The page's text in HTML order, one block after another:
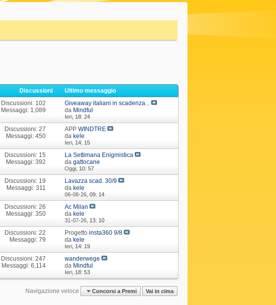
Discussioni Ultimo messaggio
Discussioni: 102
Messaggi: 1,089
Giveaway italiani in scadenza...
da Mindful
Ieri, 18: 24
Discussioni: 27
Messaggi: 450
APPWINDTRE
da kele
Ieri, 14: 15
Discussioni: 15
Messaggi: 392
La Settimana Enigmistica
dagattocane
Oggi, 10: 57
Discussioni: 19
Messaggi: 311
Lavazza scad. 30/9
da kele
06-08-26,09: 14
Discussioni: 26
Messaggi: 350
Ac Milan
da kele
31-07-26, 13: 10
Discussioni: 22
Messaggi: 79
Progettoinsta360 9/8
da kele
Ieri, 14: 19
Discussioni: 247
Messaggi: 6,114
wanderwege
da Mindful
Ieri, 18: 53
Navigazione veloce Concorsi a Premi Vai in cima